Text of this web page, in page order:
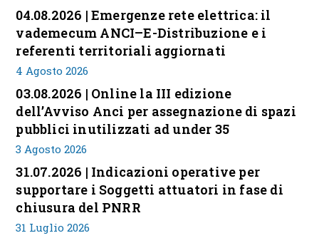
04.08.2026 | Emergenze rete elettrica: il
vademecum ANCI–E-Distribuzione e i
referenti territoriali aggiornati
4 Agosto 2026
03.08.2026 | Online la III edizione
dell’Avviso Anci per assegnazione di spazi
pubblici inutilizzati ad under 35
3 Agosto 2026
31.07.2026 | Indicazioni operative per
supportare i Soggetti attuatori in fase di
chiusura del PNRR
31 Luglio 2026